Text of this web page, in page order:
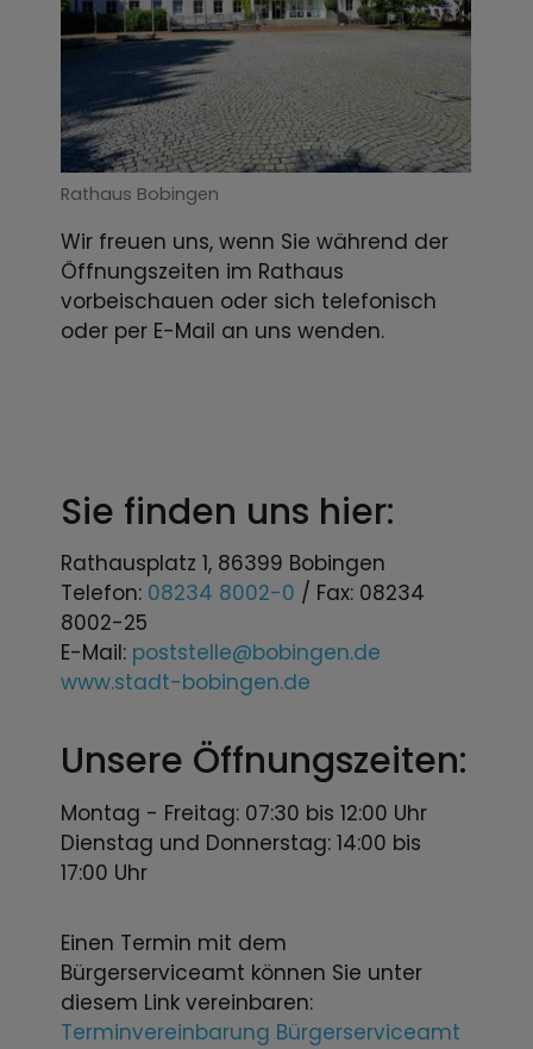
Rathaus Bobingen
Wir freuen uns, wenn Sie während der
Öffnungszeiten im Rathaus
vorbeischauen oder sich telefonisch
oder per E-Mail an uns wenden.
Sie finden uns hier:
Rathausplatz 1, 86399 Bobingen
Telefon: 08234 8002-0 / Fax: 08234
8002-25
E-Mail: poststelle@bobingen.de
www.stadt-bobingen.de
Unsere Öffnungszeiten:
Montag - Freitag: 07:30 bis 12:00 Uhr
Dienstag und Donnerstag: 14:00 bis
17:00 Uhr
Einen Termin mit dem
Bürgerserviceamt können Sie unter
diesem Link vereinbaren:
Terminvereinbarung Bürgerserviceamt